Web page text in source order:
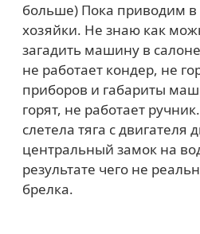
больше) Пока приводим в
хозяйки. Не знаю как
загадить машину в
не работает кондер, не
приборов и габариты
горят, не работает
слетела тяга с двигателя
центральный замок на
результате чего не
брелка.